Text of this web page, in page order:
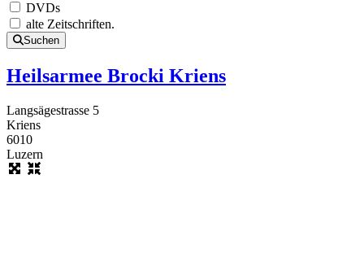
DVDs
alte Zeitschriften.
Suchen
Heilsarmee Brocki Kriens
Langsägestrasse 5
Kriens
6010
Luzern